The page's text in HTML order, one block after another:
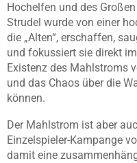
Hochelfen und des
Strudel wurde von einer
die „Alten“, erschaffen,
und fokussiert sie direkt
Existenz des Mahlstroms
und das Chaos über die
können.
Der Mahlstrom ist aber
Einzelspieler-Kampange
damit eine